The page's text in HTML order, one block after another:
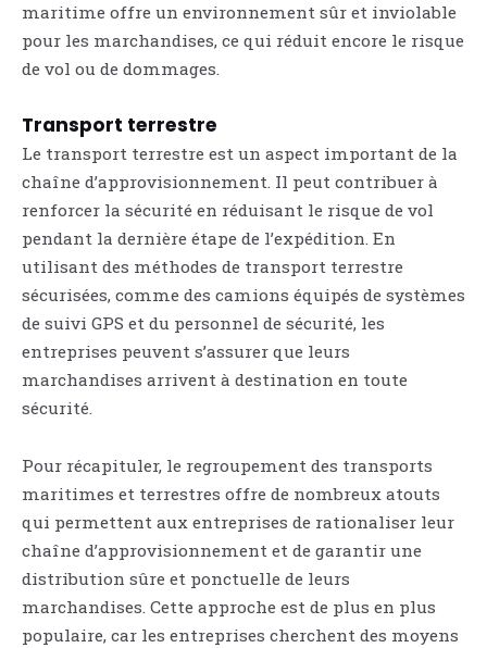
maritime offre un environnement sûr et inviolable
pour les marchandises, ce qui réduit encore le risque
de vol ou de dommages.
Transport terrestre
Le transport terrestre est un aspect important de la
chaîne d’approvisionnement. Il peut contribuer à
renforcer la sécurité en réduisant le risque de vol
pendant la dernière étape de l’expédition. En
utilisant des méthodes de transport terrestre
sécurisées, comme des camions équipés de systèmes
de suivi GPS et du personnel de sécurité, les
entreprises peuvent s’assurer que leurs
marchandises arrivent à destination en toute
sécurité.
Pour récapituler, le regroupement des transports
maritimes et terrestres offre de nombreux atouts
qui permettent aux entreprises de rationaliser leur
chaîne d’approvisionnement et de garantir une
distribution sûre et ponctuelle de leurs
marchandises. Cette approche est de plus en plus
populaire, car les entreprises cherchent des moyens